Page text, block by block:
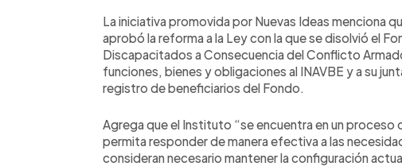
La iniciativa promovida por Nuevas Ideas menciona
aprobó la reforma a la Ley con la que se disolvió el
Discapacitados a Consecuencia del Conflicto
funciones, bienes y obligaciones al INAVBE y a su
registro de beneficiarios del Fondo.
Agrega que el Instituto “se encuentra en un proceso
permita responder de manera efectiva a las
consideran necesario mantener la configuración